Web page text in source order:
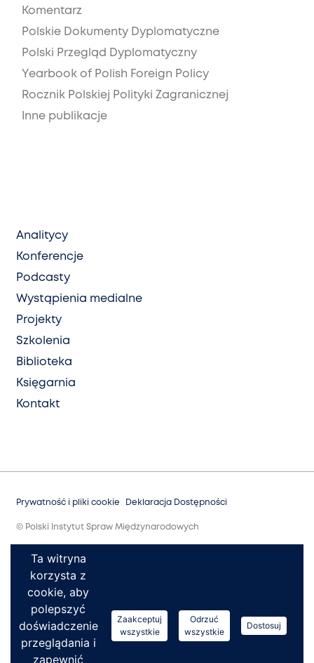
Komentarz
Polskie Dokumenty Dyplomatyczne
Polski Przegląd Dyplomatyczny
Yearbook of Polish Foreign Policy
Rocznik Polskiej Polityki Zagranicznej
Inne publikacje
Analitycy
Konferencje
Podcasty
Wystąpienia medialne
Projekty
Szkolenia
Biblioteka
Księgarnia
Kontakt
Prywatność i pliki cookie Deklaracja Dostępności
© Polski Instytut Spraw Międzynarodowych
Ta witryna
korzysta z
cookie, aby
polepszyć
doświadczenie
przeglądania i
zapewnić
Zaakceptuj
wszystkie
Odrzuć
wszystkie
Dostosuj